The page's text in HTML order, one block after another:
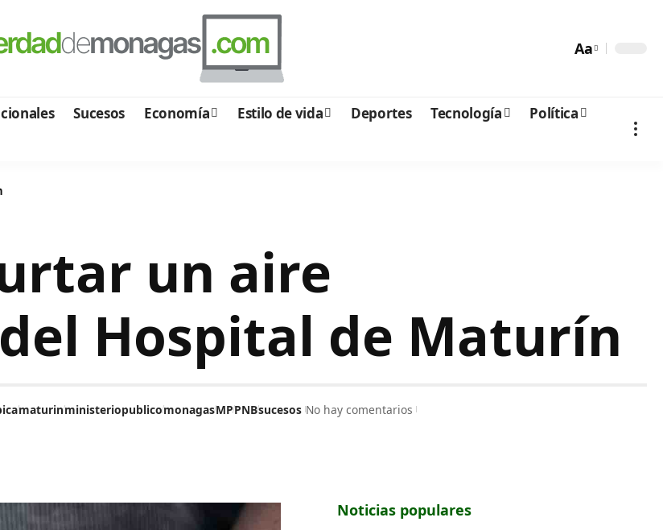
Aa
Sucesos Economía Estilo de vida Deportes Tecnología
Política
un aire
Hospital de Maturín
maturinministeriopublicomonagasMPPNBsucesos No hay comentarios
Noticias populares